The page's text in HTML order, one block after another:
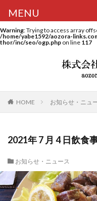
Warning: Trying to access array
/home/yabe1592/aozora-
thor/inc/seo/ogp.php on line 117
HOME お知らせ・ニュ
2021年 7 月 4 日飲食
お知らせ・ニュース
MENU